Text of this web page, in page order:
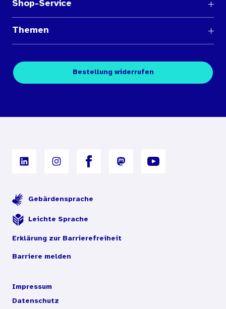
Shop-Service
Medienübersichten
Kontakt
Themen
Fachpublikationen
Digitales Archiv
Bestellung widerrufen
Gebärdensprache
Leichte Sprache
Erklärung zur Barrierefreiheit
Barriere melden
Impressum
Datenschutz